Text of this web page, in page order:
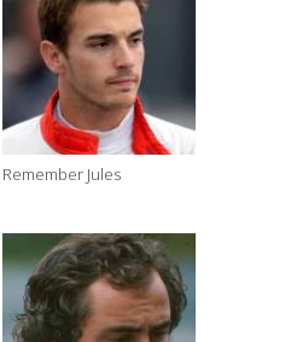
Remember Jules